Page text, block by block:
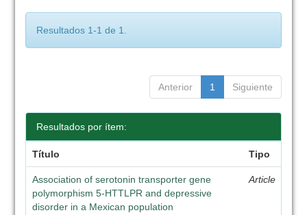
Resultados 1-1 de 1.
Anterior 1 Siguiente
Resultados por ítem:
Título Tipo
Association of serotonin transporter gene
polymorphism 5-HTTLPR and depressive
disorder in a Mexican population
Article